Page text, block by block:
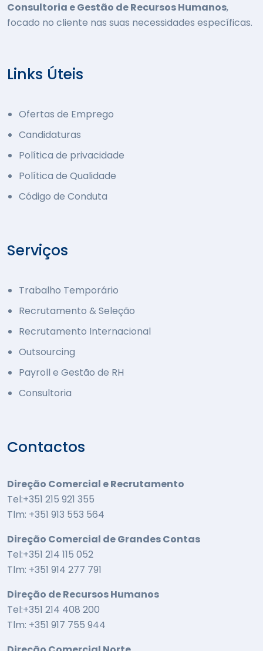
Consultoria e Gestão de Recursos Humanos,
focado no cliente nas suas necessidades específicas.
Links Úteis
Ofertas de Emprego
Candidaturas
Política de privacidade
Política de Qualidade
Código de Conduta
Serviços
Trabalho Temporário
Recrutamento & Seleção
Recrutamento Internacional
Outsourcing
Payroll e Gestão de RH
Consultoria
Contactos
Direção Comercial e Recrutamento
Tel:+351 215 921 355
Tlm: +351 913 553 564
Direção Comercial de Grandes Contas
Tel:+351 214 115 052
Tlm: +351 914 277 791
Direção de Recursos Humanos
Tel:+351 214 408 200
Tlm: +351 917 755 944